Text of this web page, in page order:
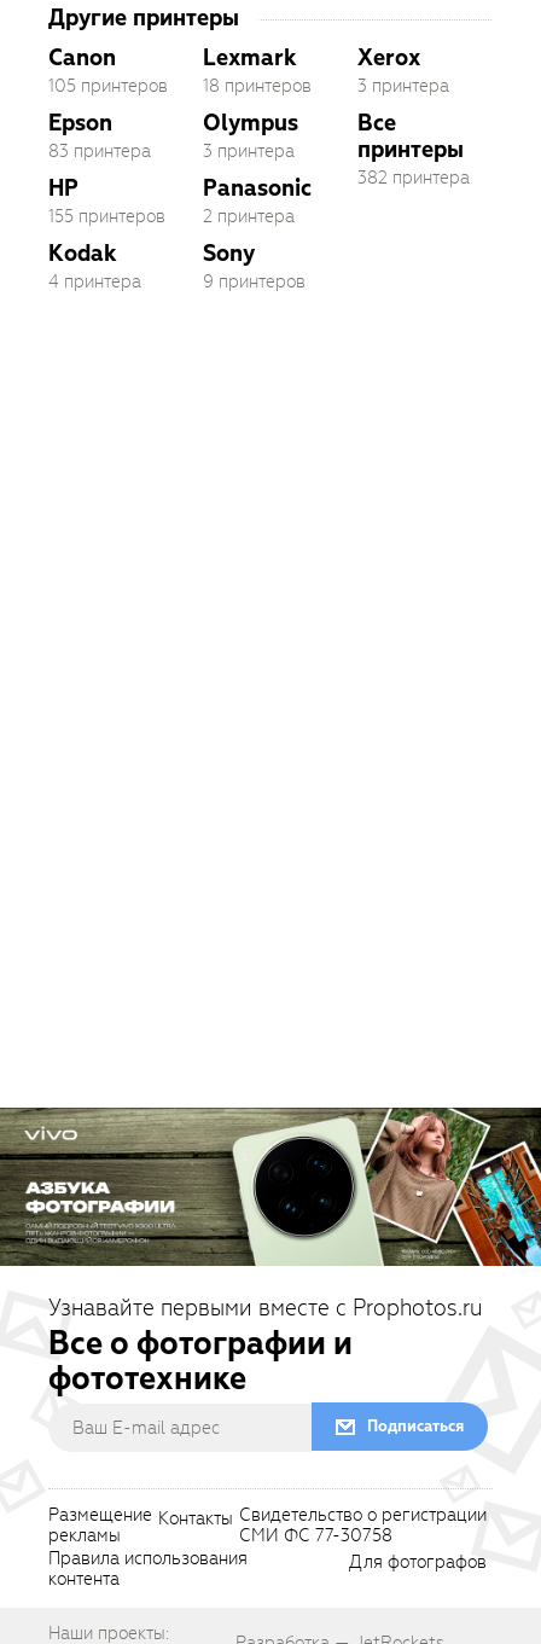
Другие принтеры
Canon
105 принтеров
Epson
83 принтера
HP
155 принтеров
Kodak
4 принтера
Lexmark
18 принтеров
Olympus
3 принтера
Panasonic
2 принтера
Sony
9 принтеров
Xerox
3 принтера
Все
принтеры
382 принтера
Узнавайте первыми вместе с Prophotos.ru
Все о фотографии и
фототехнике
Подписаться
Размещение
рекламы
Контакты Свидетельство о регистрации
СМИ ФС 77-30758
Правила использования
контента
Для фотографов
Наши проекты: